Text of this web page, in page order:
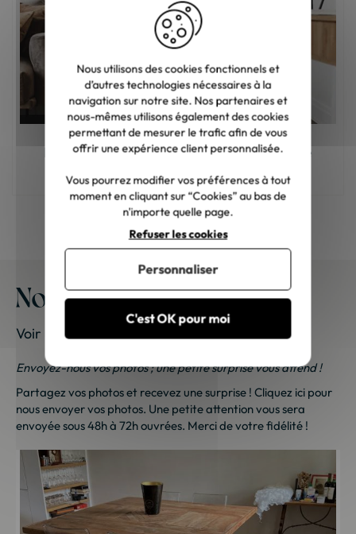
Meuble en bois : comment choisir la bonne
Nos meubles chez vous
Voir les photos de nos clients
Envoyez-nous vos photos ; une petite surprise vous attend !
Partagez vos photos et recevez une surprise ! Cliquez ici pour
nous envoyer vos photos. Une petite attention vous sera
envoyée sous 48h à 72h ouvrées. Merci de votre fidélité !
Nous utilisons des cookies fonctionnels et
d’autres technologies nécessaires à la
navigation sur notre site. Nos partenaires et
nous-mêmes utilisons également des cookies
permettant de mesurer le trafic afin de vous
offrir une expérience client personnalisée.
Vous pourrez modifier vos préférences à tout
moment en cliquant sur “Cookies” au bas de
n'importe quelle page.
C'est OK pour moi
Refuser les cookies
Personnaliser